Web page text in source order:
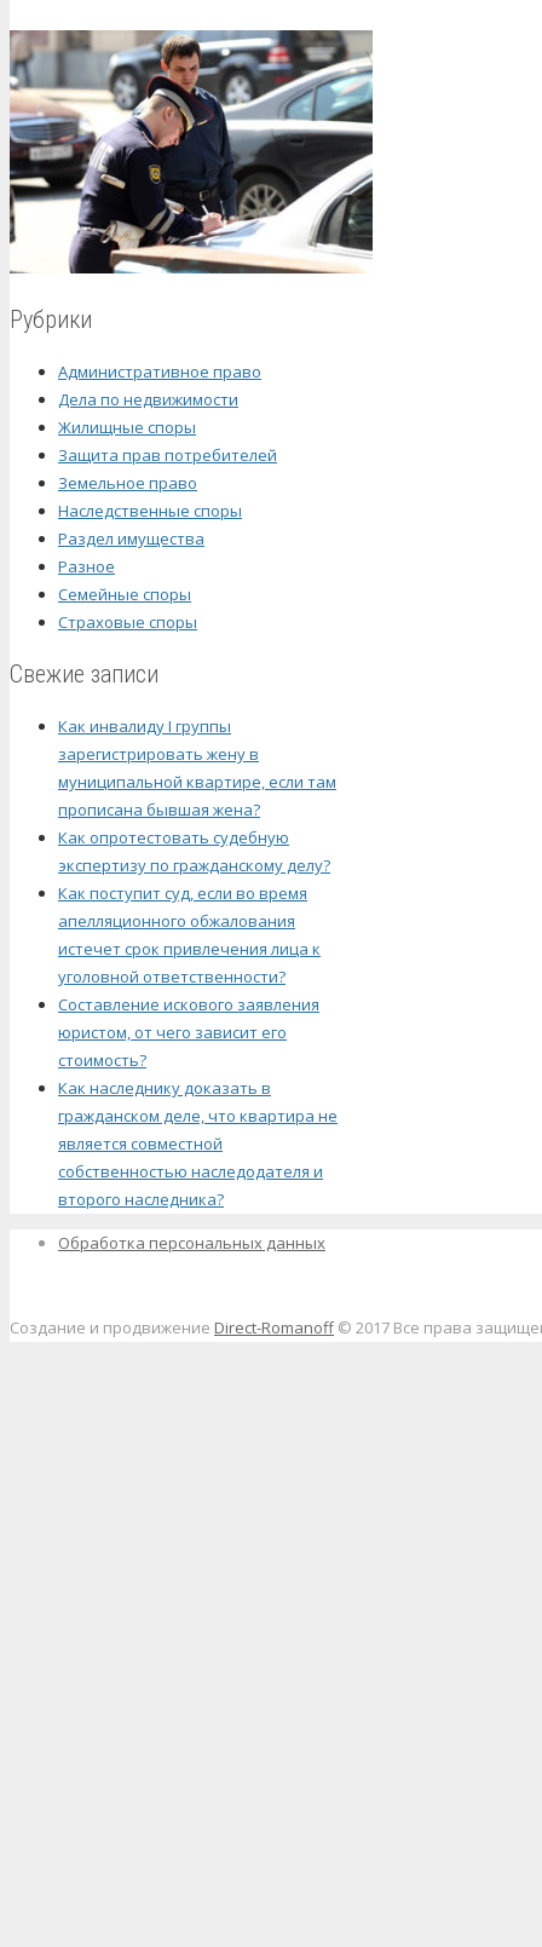
Рубрики
Административное право
Дела по недвижимости
Жилищные споры
Защита прав потребителей
Земельное право
Наследственные споры
Раздел имущества
Разное
Семейные споры
Страховые споры
Свежие записи
Как инвалиду I группы
зарегистрировать жену в
муниципальной квартире, если там
прописана бывшая жена?
Как опротестовать судебную
экспертизу по гражданскому делу?
Как поступит суд, если во время
апелляционного обжалования
истечет срок привлечения лица к
уголовной ответственности?
Составление искового заявления
юристом, от чего зависит его
стоимость?
Как наследнику доказать в
гражданском деле, что квартира не
является совместной
собственностью наследодателя и
второго наследника?
Обработка персональных данных
Создание и продвижение Direct-Romanoff© 2017 Все права